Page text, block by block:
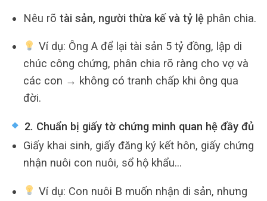
Nêu rõ tài sản, người thừa kế và tỷ lệphân chia.
Ví dụ: Ông A để lại tài sản 5 tỷ đồng, lập di
chúc công chứng, phân chia rõ ràng cho vợ và
các con → không có tranh chấp khi ông qua
đời.
2. Chuẩn bị giấy tờ chứng minh quan hệ đầy đủ
Giấy khai sinh, giấy đăng ký kết hôn, giấy chứng
nhận nuôi con nuôi, sổ hộ khẩu…
Ví dụ: Con nuôi B muốn nhận di sản, nhưng